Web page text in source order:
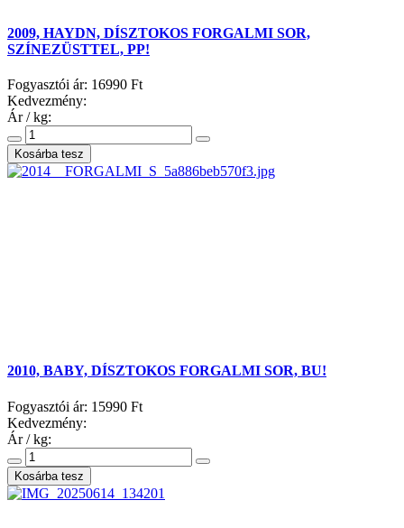
2009, HAYDN, DÍSZTOKOS FORGALMI SOR,
SZÍNEZÜSTTEL, PP!
Fogyasztói ár: 16990 Ft
Kedvezmény:
Ár / kg:
2010, BABY, DÍSZTOKOS FORGALMI SOR, BU!
Fogyasztói ár: 15990 Ft
Kedvezmény:
Ár / kg: